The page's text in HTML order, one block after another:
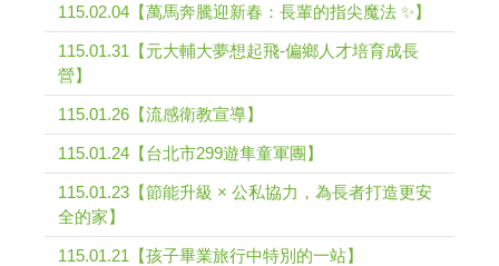
115.02.04【萬馬奔騰迎新春：長輩的指尖魔法 ✨】
115.01.31【元大輔大夢想起飛-偏鄉人才培育成長
營】
115.01.26【流感衛教宣導】
115.01.24【台北市299遊隼童軍團】
115.01.23【節能升級 × 公私協力，為長者打造更安
全的家】
115.01.21【孩子畢業旅行中特別的一站】